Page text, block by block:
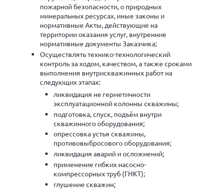
пожарной безопасности, о природных
минеральных ресурсах, иные законы и
нормативные Акты, действующие на
территории оказания услуг, внутренние
нормативные документы Заказчика;
Осуществлять технико-технологический
контроль за ходом, качеством, а также сроками
выполнения внутрискважинных работ на
следующих этапах:
ликвидация не герметичности
эксплуатационной колонны скважины;
подготовка, спуск, подъём внутри
скважинного оборудования;
опрессовка устья скважины,
противовыбросового оборудования;
ликвидация аварий и осложнений;
применение гибких насосно-
компрессорных труб (ГНКТ);
глушение скважин;